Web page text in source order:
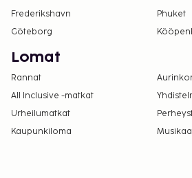
nuorempia, ei saa tuoda
tarkoitettuun
mobiililaitteella.
Frederikshavn
Phuket
Göteborg
Lomat
Rannat
All Inclusive -matkat
Urheilumatkat
Kaupunkiloma